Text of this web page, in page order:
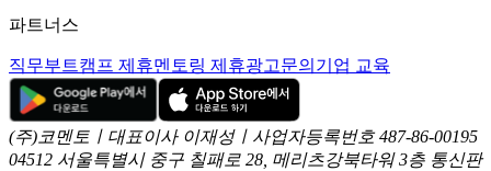
파트너스
직무부트캠프 제휴멘토링 제휴광고문의 기업 교육
(주)코멘토ㅣ대표이사 이재성ㅣ사업자등록번호 487-86-00195
04512 서울특별시 중구 칠패로 28, 메리츠강북타워 3층 통신판